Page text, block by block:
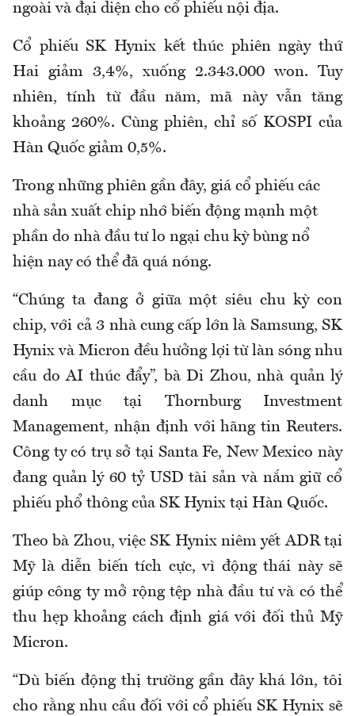
ngoài và đại diện cho cổ phiếu nội địa.
Cổ phiếu SK Hynix kết thúc phiên ngày thứ
Hai giảm 3,4%, xuống 2.343.000 won. Tuy
nhiên, tính từ đầu năm, mã này vẫn tăng
khoảng 260%. Cùng phiên, chỉ số KOSPI của
Hàn Quốc giảm 0,5%.
Trong những phiên gần đây, giá cổ phiếu các
nhà sản xuất chip nhớ biến động mạnh một
phần do nhà đầu tư lo ngại chu kỳ bùng nổ
hiện nay có thể đã quá nóng.
“Chúng ta đang ở giữa một siêu chu kỳ con
chip, với cả 3 nhà cung cấp lớn là Samsung, SK
Hynix và Micron đều hưởng lợi từ làn sóng nhu
cầu do AI thúc đẩy”, bà Di Zhou, nhà quản lý
danh mục tại Thornburg Investment
Management, nhận định với hãng tin Reuters.
Công ty có trụ sở tại Santa Fe, New Mexico này
đang quản lý 60 tỷ USD tài sản và nắm giữ cổ
phiếu phổ thông của SK Hynix tại Hàn Quốc.
Theo bà Zhou, việc SK Hynix niêm yết ADR tại
Mỹ là diễn biến tích cực, vì động thái này sẽ
giúp công ty mở rộng tệp nhà đầu tư và có thể
thu hẹp khoảng cách định giá với đối thủ Mỹ
Micron.
“Dù biến động thị trường gần đây khá lớn, tôi
cho rằng nhu cầu đối với cổ phiếu SK Hynix sẽ